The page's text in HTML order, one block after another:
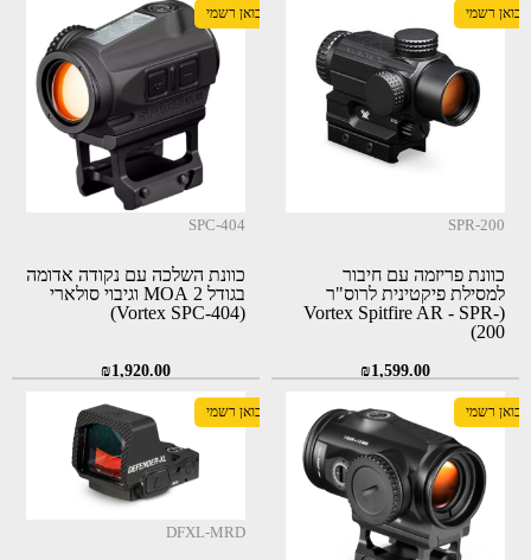
יבואן רשמי
SPR-200
כוונת פריזמה עם חיבור
למסילת פיקטינית לרוס"ר
(Vortex Spitfire AR - SPR-
200)
₪1,599.00
יבואן רשמי
SPC-404
כוונת השלכה עם נקודה אדומה
בגודל 2 MOA וגיבוי סולארי
(Vortex SPC-404)
₪1,920.00
יבואן רשמי יבואן רשמי
DFXL-MRD